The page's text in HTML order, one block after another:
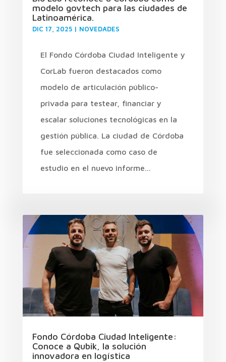
modelo govtech para las ciudades de
Latinoamérica.
DIC 17, 2025| NOVEDADES
El Fondo Córdoba Ciudad Inteligente y
CorLab fueron destacados como
modelo de articulación público-
privada para testear, financiar y
escalar soluciones tecnológicas en la
gestión pública. La ciudad de Córdoba
fue seleccionada como caso de
estudio en el nuevo informe...
Fondo Córdoba Ciudad Inteligente:
Conoce a Qubik, la solución
innovadora en logística